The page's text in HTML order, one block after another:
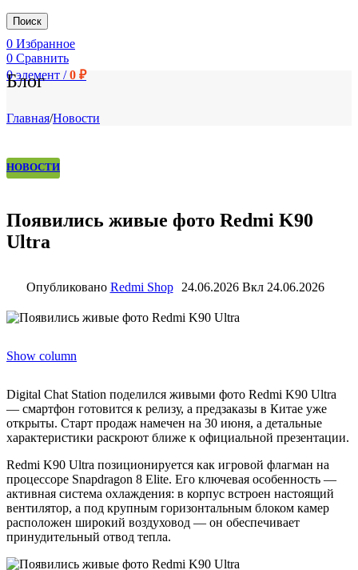
Поиск
0 Избранное
0 Сравнить
0элемент / 0 ₽
Блог
Главная/Новости
НОВОСТИ
Появились живые фото Redmi K90
Ultra
Опубликовано Redmi Shop 24.06.2026 Вкл 24.06.2026
Show column
Digital Chat Station поделился живыми фото Redmi K90 Ultra
— смартфон готовится к релизу, а предзаказы в Китае уже
открыты. Старт продаж намечен на 30 июня, а детальные
характеристики раскроют ближе к официальной презентации.
Redmi K90 Ultra позиционируется как игровой флагман на
процессоре Snapdragon 8 Elite. Его ключевая особенность —
активная система охлаждения: в корпус встроен настоящий
вентилятор, а под крупным горизонтальным блоком камер
расположен широкий воздуховод — он обеспечивает
принудительный отвод тепла.